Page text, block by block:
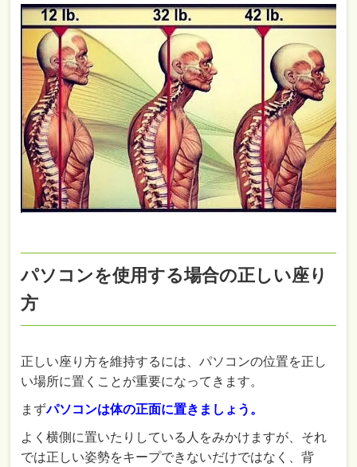
パソコンを使用する場合の正しい座り
方
正しい座り方を維持するには、パソコンの位置を正し
い場所に置くことが重要になってきます。
まずパソコンは体の正面に置きましょう。
よく横側に置いたりしている人をみかけますが、それ
では正しい姿勢をキープできないだけではなく、背